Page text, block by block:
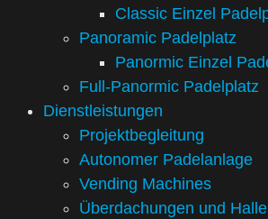
Classic Einzel
Panoramic Padelplatz
Panormic Einzel
Full-Panormic Padelplatz
Dienstleistungen
Projektbegleitung
Autonomer Padelanlage
Vending Machines
Überdachungen und